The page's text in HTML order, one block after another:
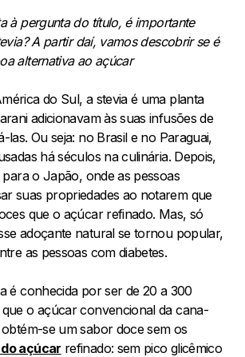
à pergunta do título, é importante
A partir daí, vamos descobrir se é
alternativa ao açúcar
do Sul, a stevia é uma planta
adicionavam às suas infusões de
las. Ou seja: no Brasil e no Paraguai,
​​há séculos na culinária. Depois,
o Japão, onde as pessoas
suas propriedades ao notarem que
que o açúcar refinado. Mas, só
adoçante natural se tornou popular,
as pessoas com diabetes.
é conhecida por ser de 20 a 300
o açúcar convencional da cana-
se um sabor doce sem os
açúcar refinado: sem pico glicêmico